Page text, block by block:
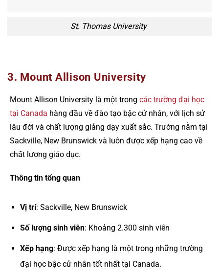
St. Thomas University
3. Mount Allison University
Mount Allison University là một trong các trường đại học
tại Canada hàng đầu về đào tạo bậc cử nhân, với lịch sử
lâu đời và chất lượng giảng dạy xuất sắc. Trường nằm tại
Sackville, New Brunswick và luôn được xếp hạng cao về
chất lượng giáo dục.
Thông tin tổng quan
Vị trí: Sackville, New Brunswick
Số lượng sinh viên: Khoảng 2.300 sinh viên
Xếp hạng: Được xếp hạng là một trong những trường
đại học bậc cử nhân tốt nhất tại Canada.